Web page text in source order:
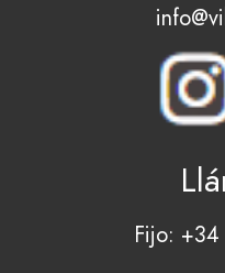
Fijo: